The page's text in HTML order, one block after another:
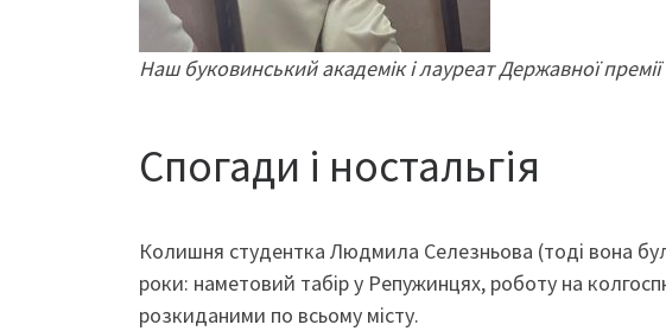
Наш буковинський академік і лауреат Державної
Спогади і ностальгія
Колишня студентка Людмила Селезньова (тоді вона
роки: наметовий табір у Репужинцях, роботу на
розкиданими по всьому місту.